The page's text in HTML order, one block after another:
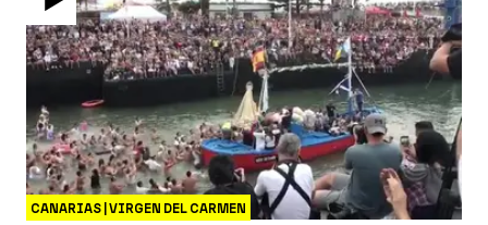
CANARIAS | VIRGEN DEL CARMEN